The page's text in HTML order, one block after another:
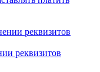
реквизитов